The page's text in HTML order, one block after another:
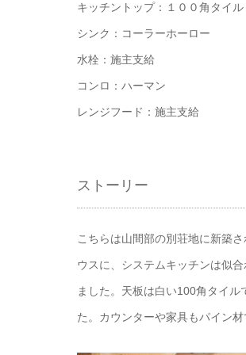
キッチントップ：１００角タイル
シンク：コーラーホーロー
水栓：施主支給
コンロ：ハーマン
レンジフード：施主支給
ストーリー
こちらは山間部の別荘地に新築
ウスに、システムキッチンは似
ました。天板は白い100角タイ
た。カウンターや家具もパイン